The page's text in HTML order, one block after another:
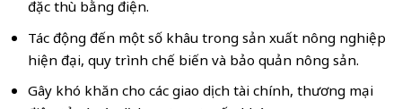
đặc thù bằng điện.
Tác động đến một số khâu trong sản xuất nông nghiệp
hiện đại, quy trình chế biến và bảo quản nông sản.
Gây khó khăn cho các giao dịch tài chính, thương mại